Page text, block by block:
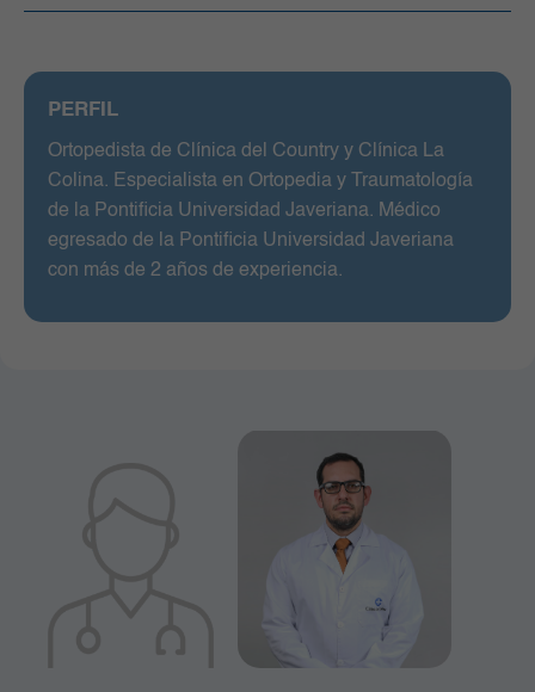
PERFIL
Ortopedista de Clínica del Country y Clínica La
Colina. Especialista en Ortopedia y Traumatología
de la Pontificia Universidad Javeriana. Médico
egresado de la Pontificia Universidad Javeriana
con más de 2 años de experiencia.